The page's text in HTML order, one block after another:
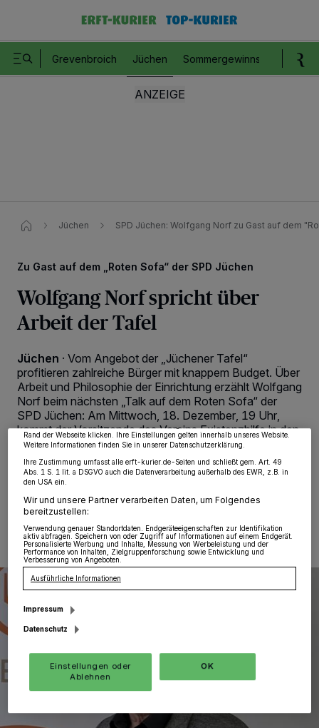
Grevenbroich Jüchen Sommergewinnspiel
Jüchen SPD Jüchen: Wolfgang Norf zu Gast auf dem
Zu Gast auf dem „Roten Sofa“ der SPD Jüchen
Wolfgang Norf spricht über
Arbeit der Tafel
Jüchen · Vom Angebot der „Jüchener Tafel“
profitieren zahlreiche Bürger mit knappem Budget. Über
Arbeit und Philosophie der Einrichtung erzählt Wolfgang
Norf beim nächsten „Talk auf dem Roten Sofa“ der
SPD Jüchen: Am Mittwoch, 18. Dezember, 19 Uhr,
kommt der Vorsitzende des Vereins Existenzhilfe in den
„Roten Salon“ an der Odenkirchener Straße 26.
11.12.2024 , 08:00 Uhr Eine Minute Lesezeit
Wir und unsere218
-Partner speichern und greifen auf personenbezogene Daten
wie Browserdaten oder eindeutige Kennungen auf Ihrem Gerät zu. Durch Auswahl
von OK aktivieren Sie Tracking-Technologien für die unter „Wir und unsere
Partner verarbeiten Daten, um Ihnen Dienste bereitzustellen“ aufgeführten
Zwecke. Wenn Tracker deaktiviert sind, sind manche Inhalte und Anzeigen
möglicherweise nicht mehr so relevant für Sie. Sie können dieses Menü jederzeit
wieder aufrufen, um Ihre Einstellungen zu ändern oder Ihre Einwilligung zu
widerrufen, indem Sie auf den Link Einstellungen oder Ablehnen am unteren
Rand der Webseite klicken. Ihre Einstellungen gelten innerhalb unseres Website.
Weitere Informationen finden Sie in unserer Datenschutzerklärung.
Ihre Zustimmung umfasst alle erft-kurier.de-Seiten und schließt gem. Art. 49
Abs. 1 S. 1 lit. a DSGVO auch die Datenverarbeitung außerhalb des EWR, z.B. in
den USA ein.
Wir und unsere Partner verarbeiten Daten, um Folgendes
bereitzustellen:
Verwendung genauer Standortdaten. Endgeräteeigenschaften zur Identifikation
aktiv abfragen. Speichern von oder Zugriff auf Informationen auf einem Endgerät.
Personalisierte Werbung und Inhalte, Messung von Werbeleistung und der
Performance von Inhalten, Zielgruppenforschung sowie Entwicklung und
Verbesserung von Angeboten.
Ausführliche Informationen
Impressum
Datenschutz
Einstellungen oder
Ablehnen
OK